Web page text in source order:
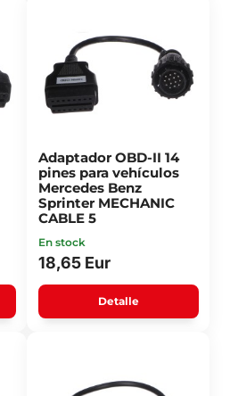
Adaptador OBD-II 14
pines para vehículos
Mercedes Benz
Sprinter MECHANIC
CABLE 5
En stock
18,65 Eur
Detalle